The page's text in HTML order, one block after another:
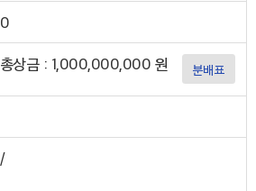
0
총상금 : 1,000,000,000 원 분배표
/